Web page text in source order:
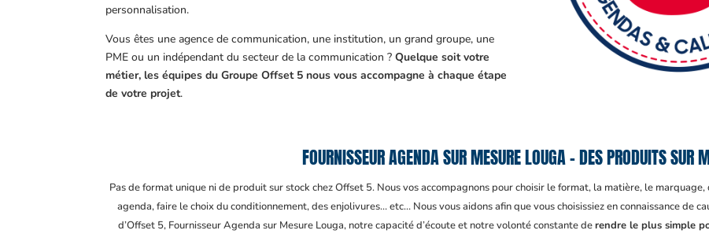
personnalisation.
Vous êtes une agence de communication, une institution, un grand groupe, une
PME ou un indépendant du secteur de la communication ?Quelque soit votre
métier, les équipes du Groupe Offset 5 nous vous accompagne à chaque étape
de votre projet.
FOURNISSEUR AGENDA SUR MESURE LOUGA – DES PRODUITS SUR
Pas de format unique ni de produit sur stock chez Offset 5. Nous vos accompagnons pour choisir le format, la matière, le
agenda, faire le choix du conditionnement, des enjolivures… etc… Nous vous aidons afin que vous choisissiez en connaissance de
d’Offset 5, Fournisseur Agenda sur Mesure Louga, notre capacité d’écoute et notre volonté constante derendre le plus simple